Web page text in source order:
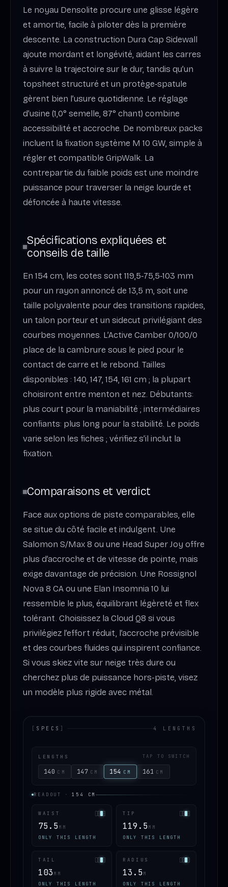
Le noyau Densolite procure une glisse légère
et amortie, facile à piloter dès la première
descente. La construction Dura Cap Sidewall
ajoute mordant et longévité, aidant les carres
à suivre la trajectoire sur le dur, tandis qu’un
topsheet structuré et un protège‑spatule
gèrent bien l’usure quotidienne. Le réglage
d’usine (1,0° semelle, 87° chant) combine
accessibilité et accroche. De nombreux packs
incluent la fixation système M 10 GW, simple à
régler et compatible GripWalk. La
contrepartie du faible poids est une moindre
puissance pour traverser la neige lourde et
défoncée à haute vitesse.
Spécifications expliquées et
conseils de taille
En 154 cm, les cotes sont 119,5‑75,5‑103 mm
pour un rayon annoncé de 13,5 m, soit une
taille polyvalente pour des transitions rapides,
un talon porteur et un sidecut privilégiant des
courbes moyennes. L’Active Camber 0/100/0
place de la cambrure sous le pied pour le
contact de carre et le rebond. Tailles
disponibles : 140, 147, 154, 161 cm ; la plupart
choisiront entre menton et nez. Débutants:
plus court pour la maniabilité ; intermédiaires
confiants: plus long pour la stabilité. Le poids
varie selon les fiches ; vérifiez s’il inclut la
fixation.
Comparaisons et verdict
Face aux options de piste comparables, elle
se situe du côté facile et indulgent. Une
Salomon S/Max 8 ou une Head Super Joy offre
plus d’accroche et de vitesse de pointe, mais
exige davantage de précision. Une Rossignol
Nova 8 CA ou une Elan Insomnia 10 lui
ressemble le plus, équilibrant légèreté et flex
tolérant. Choisissez la Cloud Q8 si vous
privilégiez l’effort réduit, l’accroche prévisible
et des courbes fluides qui inspirent confiance.
Si vous skiez vite sur neige très dure ou
cherchez plus de puissance hors-piste, visez
un modèle plus rigide avec métal.
[ SPECS ] 4 LENGTHS
LENGTHS TAP TO SWITCH
140 CM 147 CM 154 CM 161 CM
READOUT · 154 CM
WAIST
75.5MM
ONLY THIS LENGTH
TIP
119.5MM
ONLY THIS LENGTH
TAIL
103 MM
ONLY THIS LENGTH
RADIUS
13.5M
ONLY THIS LENGTH